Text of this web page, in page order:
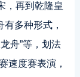
，再到乾隆皇
多种形式，
舟”等，划法
速度赛表演，